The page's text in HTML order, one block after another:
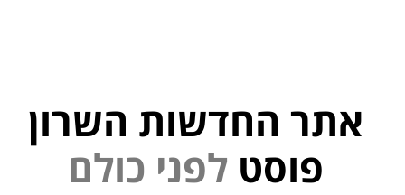
אתר החדשות השרון
פוסט